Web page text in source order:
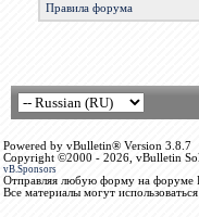
Правила форума
Powered by vBulletin® Version 3.8.7
Copyright ©2000 - 2026, vBulletin
vB.Sponsors
Отправляя любую форму на форуме
Все материалы могут